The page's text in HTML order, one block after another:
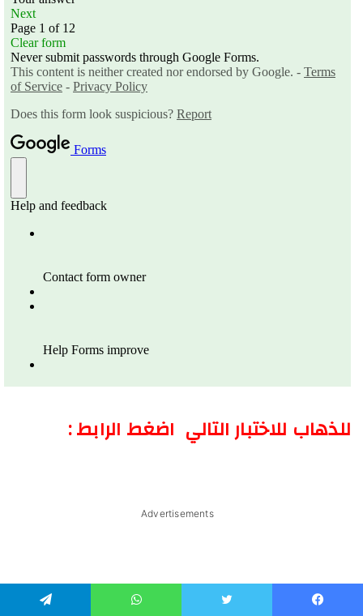
للذهاب للاختبار التالي اضغط الرابط :
Advertisements